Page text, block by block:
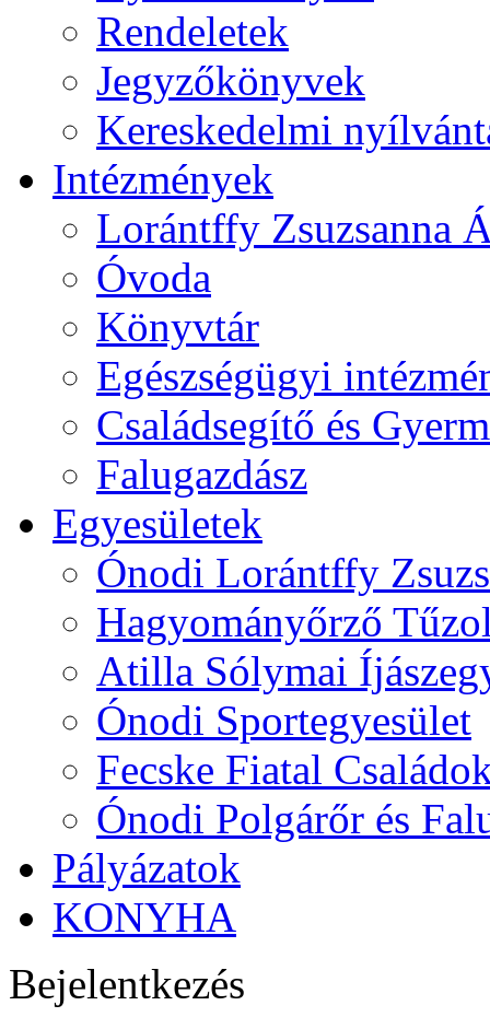
Rendeletek
Jegyzőkönyvek
Kereskedelmi
Intézmények
Lorántffy Zsuzsanna
Óvoda
Könyvtár
Egészségügyi
Családsegítő és
Falugazdász
Egyesületek
Ónodi Lorántffy
Hagyományőrző
Atilla Sólymai
Ónodi Sportegyesület
Fecske Fiatal
Ónodi Polgárőr és
Pályázatok
KONYHA
Bejelentkezés